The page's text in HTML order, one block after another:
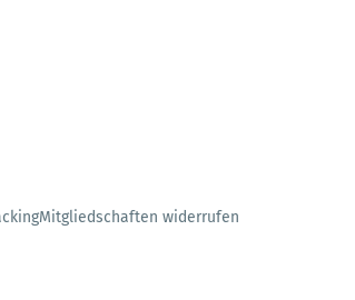
Mitgliedschaften widerrufen